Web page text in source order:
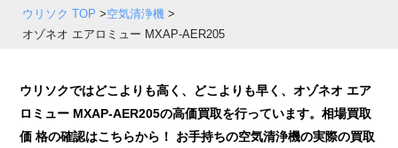
ウリソク TOP >空気清浄機>
オゾネオ エアロミュー MXAP-AER205
ウリソクではどこよりも高く、どこよりも早く、オゾネオ エア
ロミュー MXAP-AER205の高価買取を行っています。相場買取
価 格の確認はこちらから！ お手持ちの空気清浄機の実際の買取